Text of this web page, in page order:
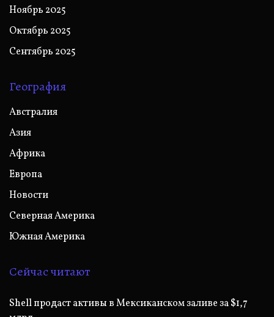
Ноябрь 2025
Октябрь 2025
Сентябрь 2025
География
Австралия
Азия
Африка
Европа
Новости
Северная Америка
Южная Америка
Сейчас читают
Shell продаст активы в Мексиканском заливе за $1,7